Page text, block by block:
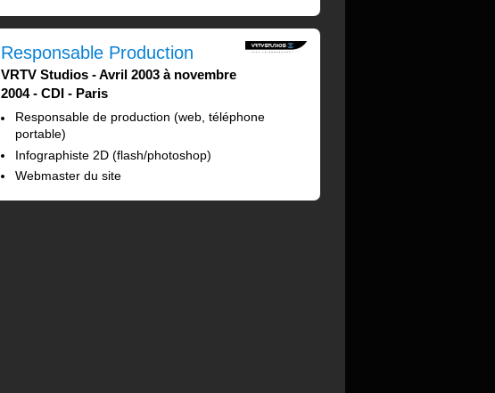
Responsable Production
VRTV Studios
Avril 2003 à novembre
2004
CDI Paris
Responsable de production (web, téléphone
portable)
Infographiste 2D (flash/photoshop)
Webmaster du site